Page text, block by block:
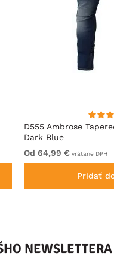
D555 Ambrose
Dark Blue
Od 64,99 € vrátane DPH
Pridať